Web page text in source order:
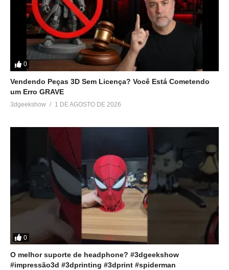
0
Vendendo Peças 3D Sem Licença? Você Está Cometendo
um Erro GRAVE
3dgeekshow 1 DE AGOSTO DE 2026
0
O melhor suporte de headphone? #3dgeekshow
#impressão3d #3dprinting #3dprint #spiderman